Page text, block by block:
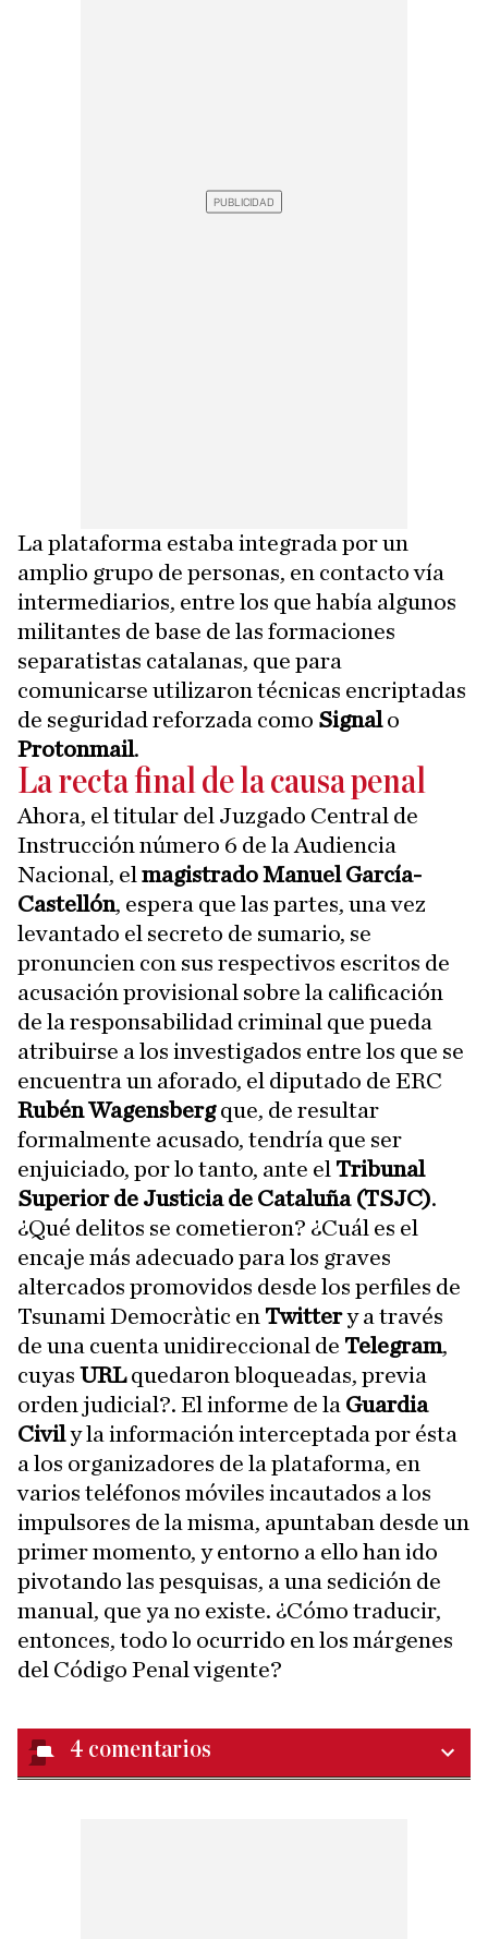
La plataforma estaba integrada por un
amplio grupo de personas, en contacto vía
intermediarios, entre los que había algunos
militantes de base de las formaciones
separatistas catalanas, que para
comunicarse utilizaron técnicas encriptadas
de seguridad reforzada como Signalo
Protonmail.
La recta final de la causa penal
Ahora, el titular del Juzgado Central de
Instrucción número 6 de la Audiencia
Nacional, el magistrado Manuel García-
Castellón, espera que las partes, una vez
levantado el secreto de sumario, se
pronuncien con sus respectivos escritos de
acusación provisional sobre la calificación
de la responsabilidad criminal que pueda
atribuirse a los investigados entre los que se
encuentra un aforado, el diputado de ERC
Rubén Wagensbergque, de resultar
formalmente acusado, tendría que ser
enjuiciado, por lo tanto, ante el Tribunal
Superior de Justicia de Cataluña (TSJC).
¿Qué delitos se cometieron? ¿Cuál es el
encaje más adecuado para los graves
altercados promovidos desde los perfiles de
Tsunami Democràtic en Twittery a través
de una cuenta unidireccional de Telegram,
cuyas URLquedaron bloqueadas, previa
orden judicial?. El informe de la Guardia
Civily la información interceptada por ésta
a los organizadores de la plataforma, en
varios teléfonos móviles incautados a los
impulsores de la misma, apuntaban desde un
primer momento, y entorno a ello han ido
pivotando las pesquisas, a una sedición de
manual, que ya no existe. ¿Cómo traducir,
entonces, todo lo ocurrido en los márgenes
del Código Penal vigente?
4 comentarios